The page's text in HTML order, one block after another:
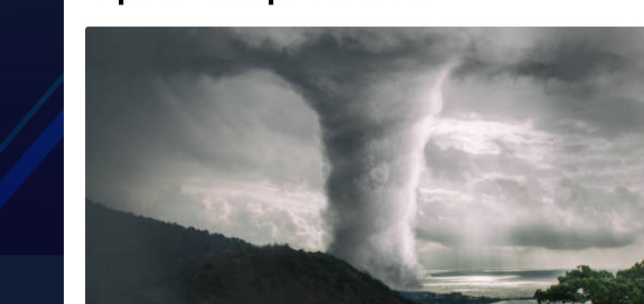
Otto italiani su 10 adattano lo stile di vita ai
cambiamenti climatici: è la seconda sfida più
importante dopo il caro-vita